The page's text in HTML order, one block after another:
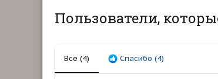
Пользователи,
Все (4) Спасибо (4)